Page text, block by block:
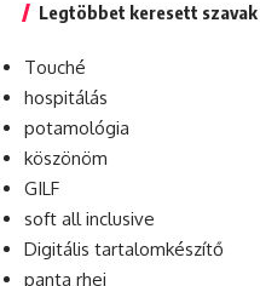
Legtöbbet keresett
Touché
hospitálás
potamológia
köszönöm
GILF
soft all inclusive
Digitális tartalomkészítő
panta rhei